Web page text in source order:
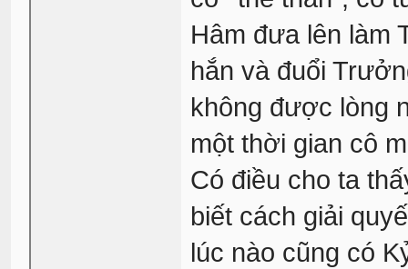
Hâm đưa lên làm
hắn và đuổi
không được lòng
một thời gian cô
Có điều cho ta
biết cách giải
lúc nào cũng có